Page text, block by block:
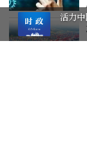
活力中国调研行